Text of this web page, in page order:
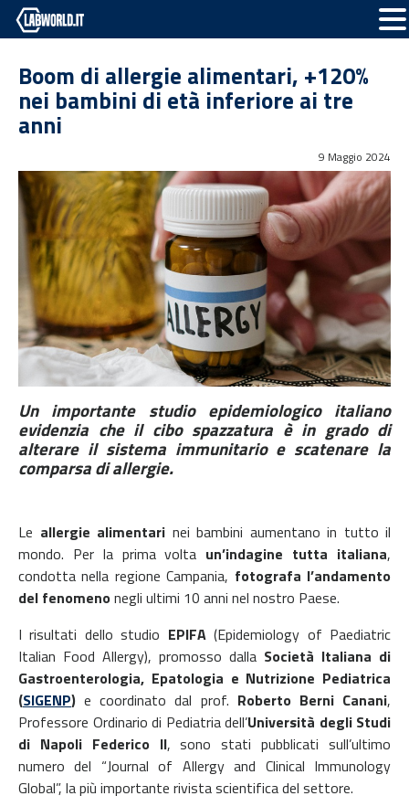
Boom di allergie alimentari, +120%
nei bambini di età inferiore ai tre
anni
9 Maggio 2024
Un importante studio epidemiologico italiano
evidenzia che il cibo spazzatura è in grado di
alterare il sistema immunitario e scatenare la
comparsa di allergie.
Le allergie alimentari nei bambini aumentano in tutto il
mondo. Per la prima volta un’indagine tutta italiana,
condotta nella regione Campania, fotografa l’andamento
del fenomenonegli ultimi 10 anni nel nostro Paese.
I risultati dello studio EPIFA(Epidemiology of Paediatric
Italian Food Allergy), promosso dalla Società Italiana di
Gastroenterologia, Epatologia e Nutrizione Pediatrica
(SIGENP) e coordinato dal prof. Roberto Berni Canani,
Professore Ordinario di Pediatria dell’Università degli Studi
di Napoli Federico II, sono stati pubblicati sull’ultimo
numero del “Journal of Allergy and Clinical Immunology
Global”, la più importante rivista scientifica del settore.